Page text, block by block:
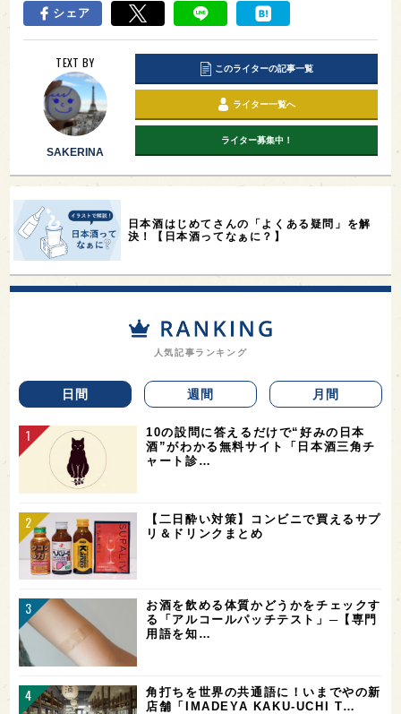
シェア
TEXT BY
SAKERINA
このライターの記事一覧
ライター一覧へ
ライター募集中！
日本酒はじめてさんの「よくある疑問」を解
決！【日本酒ってなぁに？】
人気記事ランキング
日間 週間 月間
10の設問に答えるだけで“好みの日本
酒”がわかる無料サイト「日本酒三角チ
ャート診…
【二日酔い対策】コンビニで買えるサプ
リ＆ドリンクまとめ
お酒を飲める体質かどうかをチェックす
る「アルコールパッチテスト」─【専門
用語を知…
角打ちを世界の共通語に！いまでやの新
店舗「IMADEYA KAKU-UCHI T…